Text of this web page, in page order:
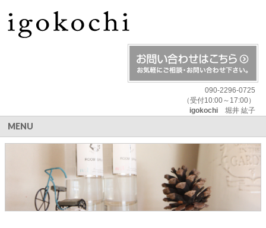
090-2296-0725
（受付10:00～17:00）
igokochi堀井 紘子
MENU